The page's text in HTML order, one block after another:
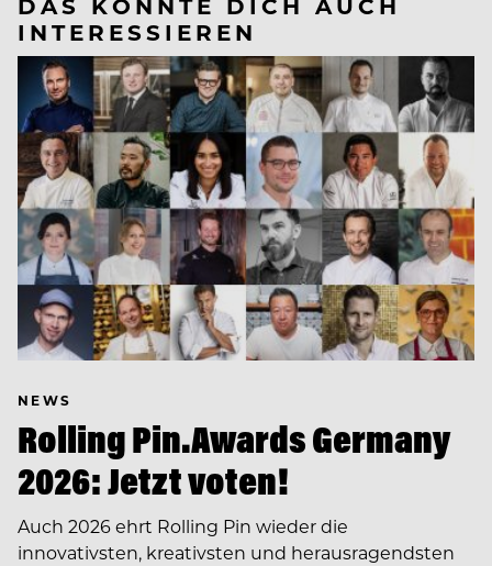
INTERESSIEREN
NEWS
Rolling Pin.Awards Germany
2026: Jetzt voten!
Auch 2026 ehrt Rolling Pin wieder die
innovativsten, kreativsten und herausragendsten